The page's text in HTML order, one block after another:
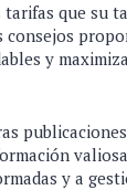
que su
y
y a